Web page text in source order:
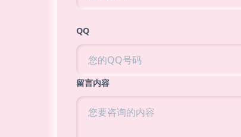
QQ
留言内容